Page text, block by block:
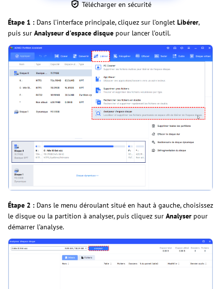
Télécharger en sécurité
Étape 1 : Dans l’interface principale, cliquez sur l’onglet Libérer,
puis sur Analyseur d'espace disque pour lancer l’outil.
Étape 2 : Dans le menu déroulant situé en haut à gauche, choisissez
le disque ou la partition à analyser, puis cliquez sur Analyser pour
démarrer l’analyse.